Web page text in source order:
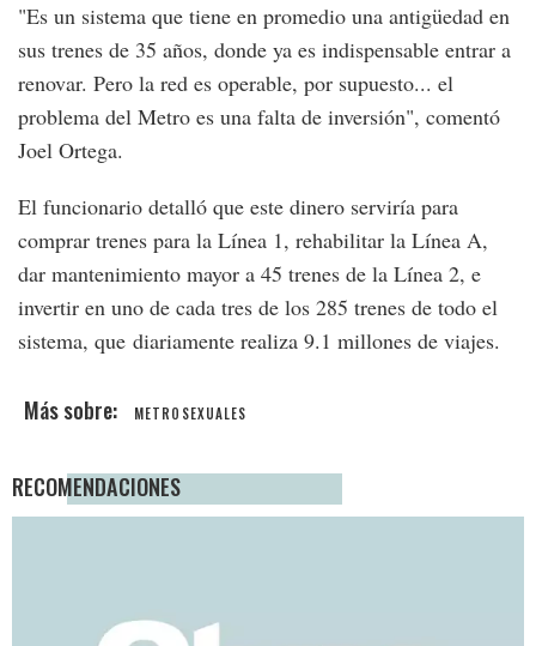
"Es un sistema que tiene en promedio una antigüedad en
sus trenes de 35 años, donde ya es indispensable entrar a
renovar. Pero la red es operable, por supuesto... el
problema del Metro es una falta de inversión", comentó
Joel Ortega.
El funcionario detalló que este dinero serviría para
comprar trenes para la Línea 1, rehabilitar la Línea A,
dar mantenimiento mayor a 45 trenes de la Línea 2, e
invertir en uno de cada tres de los 285 trenes de todo el
sistema, que diariamente realiza 9.1 millones de viajes.
METROSEXUALES
RECOMENDACIONES